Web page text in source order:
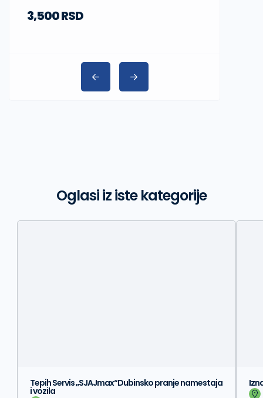
3,500 RSD
Oglasi iz iste kategorije
Tepih Servis „SJAJmax“Dubinsko pranje namestaja
i vozila